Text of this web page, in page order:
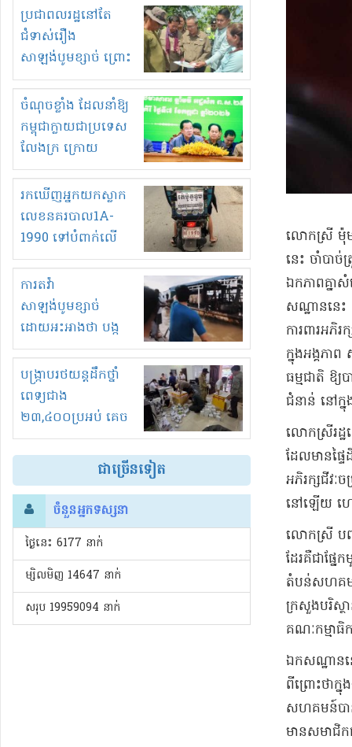
មួយចំនួនទៀត
កំពង់តែគុបគិតគ្នា
ធ្វើសកម្មភាពរកស៊ីនិង
ស្តុកទំនិញគេចពន្ធ?
ប្រជាពលរដ្ឋនៅតែ
ជំទាស់រឿង
សាឡង់បូមខ្សាច់ ព្រោះ
ខ្លាចបាក់ច្រាំងទៀត!
ចំណុចខ្លាំង ដែលនាំឱ្យ
កម្ពុជាក្លាយជាប្រទេស
លែងក្រ ក្រោយ
ឆ្នាំ២០៣០
រកឃើញអ្នកយកស្លាក
លេខនគរបាល1A-
1990 ទៅបំពាក់លើ
ម៉ូតូរបស់ខ្លួន ដាកផ្លាក
រត់ឌុបហើយ
ការតវ៉ា
សាឡង់បូមខ្សាច់
ដោយអះអាងថា បង្ក
បាក់ច្រាំងទន្លេ និង
រំខានទាំងយប់ទាំងថ្ងៃ
បង្ក្រាបរថយន្តដឹកថ្នាំ
ពេទ្យជាង
២៣,៤០០ប្រអប់ គេច
ពន្ធនិងអត់ច្បាប់នាំ
ចូល!?
ជាច្រើនទៀត
ចំនួនអ្នកទស្សនា
ថ្ងៃនេះ​ 6177 នាក់
ម្សិលមិញ 14647 នាក់
សរុប 19959094 នាក់
លោកស្រី ម៉ុម
នេះ ចាំបាច់​
ឯកភាពគ្នា​
សណ្ឋាន​នេះ
ការពារ​អភិ
ក្នុង​អង្គភា
ធម្មជាតិ ឱ្
ជំនាន់ នៅក្នុ
លោកស្រី​រដ្ឋ
ដែលមាន​ផ្
អភិរក្ស​ជីវៈ
នៅឡើយ ហេ
លោកស្រី បញ្ជ
ដែរ​គឺជា​ផ្ន
តំបន់​សហគម
ក្រសួងបរិស្ថ
គណៈកម្មាធិ
ឯកសណ្ឋាន​
ពីព្រោះថា​ក្
សហគមន៍​បា
មាន​សមាជិ